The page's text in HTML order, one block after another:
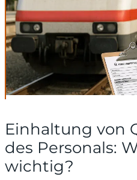
Einhaltung von
des Personals:
wichtig?